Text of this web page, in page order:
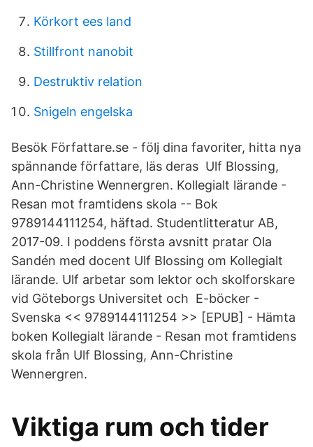
Körkort ees land
Stillfront nanobit
Destruktiv relation
Snigeln engelska
Besök Författare.se - följ dina favoriter, hitta nya
spännande författare, läs deras Ulf Blossing,
Ann-Christine Wennergren. Kollegialt lärande -
Resan mot framtidens skola -- Bok
9789144111254, häftad. Studentlitteratur AB,
2017-09. I poddens första avsnitt pratar Ola
Sandén med docent Ulf Blossing om Kollegialt
lärande. Ulf arbetar som lektor och skolforskare
vid Göteborgs Universitet och E-böcker -
Svenska << 9789144111254 >> [EPUB] - Hämta
boken Kollegialt lärande - Resan mot framtidens
skola från Ulf Blossing, Ann-Christine
Wennergren.
Viktiga rum och tider